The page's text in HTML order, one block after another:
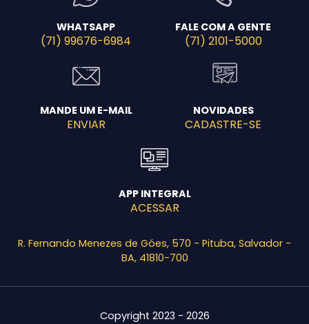
WHATSAPP
(71) 99676-6984
FALE COM A GENTE
(71) 2101-5000
MANDE UM E-MAIL
ENVIAR
NOVIDADES
CADASTRE-SE
APP INTEGRAL
ACESSAR
R. Fernando Menezes de Góes, 570 - Pituba, Salvador -
BA, 41810-700
Copyright 2023 - 2026
Enviar E-mail